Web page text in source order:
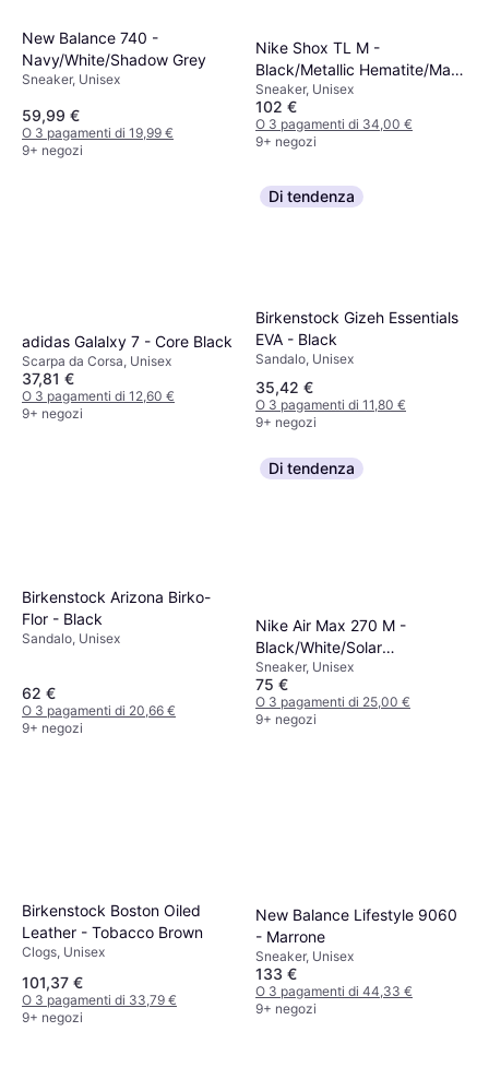
New Balance 740 -
Navy/White/Shadow Grey
Sneaker, Unisex
59,99 €
O 3 pagamenti di 19,99 €
9+ negozi
Nike Shox TL M -
Black/Metallic Hematite/Max
Orange
Sneaker, Unisex
102 €
O 3 pagamenti di 34,00 €
9+ negozi
adidas Galalxy 7 - Core Black
Scarpa da Corsa, Unisex
37,81 €
O 3 pagamenti di 12,60 €
9+ negozi
Di tendenza
Birkenstock Gizeh Essentials
EVA - Black
Sandalo, Unisex
35,42 €
O 3 pagamenti di 11,80 €
9+ negozi
Birkenstock Arizona Birko-
Flor - Black
Sandalo, Unisex
62 €
O 3 pagamenti di 20,66 €
9+ negozi
Di tendenza
Nike Air Max 270 M -
Black/White/Solar
Red/Anthracite
Sneaker, Unisex
75 €
O 3 pagamenti di 25,00 €
9+ negozi
Birkenstock Boston Oiled
Leather - Tobacco Brown
Clogs, Unisex
101,37 €
O 3 pagamenti di 33,79 €
9+ negozi
New Balance Lifestyle 9060
- Marrone
Sneaker, Unisex
133 €
O 3 pagamenti di 44,33 €
9+ negozi